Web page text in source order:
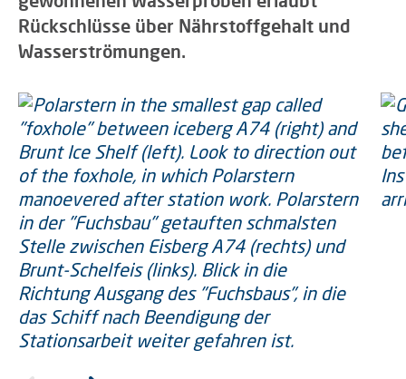
Rückschlüsse über Nährstoffgehalt und
Wasserströmungen.